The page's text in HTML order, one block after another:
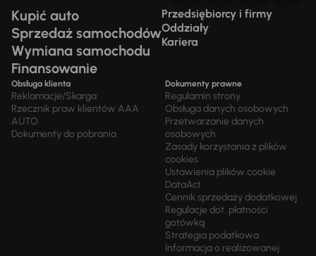
Kupić auto
Sprzedaż samochodów
Wymiana samochodu
Finansowanie
Przedsiębiorcy i firmy
Oddziały
Kariera
Obsługa klienta
Reklamacje/Skarga
Rzecznik praw klientów AAA
AUTO
Dokumenty do pobrania
Dokumenty prawne
Regulamin strony
Obsługa danych osobowych
Przetwarzanie danych
osobowych
Zasady korzystania z plików
cookies
Ustawienia plików cookie
DataAct
Cennik sprzedaży dodatkowej
Regulacje dot. płatności
gotówką
Strategia podatkowa
Informacja o realizowanej